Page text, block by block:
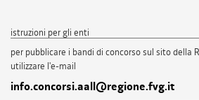
istruzioni per gli enti
per pubblicare i bandi di concorso sul sito della
utilizzare l'e-mail
info.concorsi.aall@regione.fvg.it